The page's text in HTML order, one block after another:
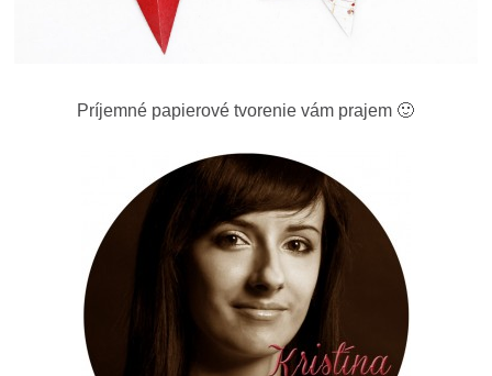
Príjemné papierové tvorenie vám prajem 🙂